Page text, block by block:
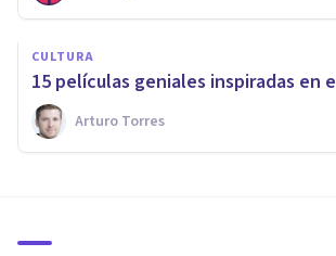
CULTURA
​15 películas geniales inspiradas en
Arturo Torres